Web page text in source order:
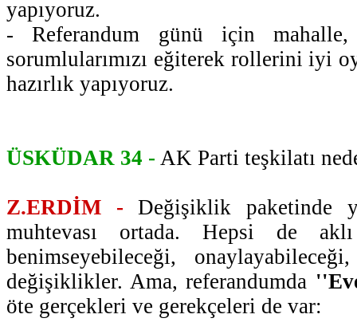
yapıyoruz.
- Referandum günü için
sorumlularımızı eğiterek rollerini iyi
hazırlık yapıyoruz.
ÜSKÜDAR 34 - AK Parti teşkilatı
Z.ERDİM - Değişiklik paketinde
muhtevası ortada. Hepsi de
benimseyebileceği,
değişiklikler. Ama, referandumda
öte gerçekleri ve gerekçeleri de var: